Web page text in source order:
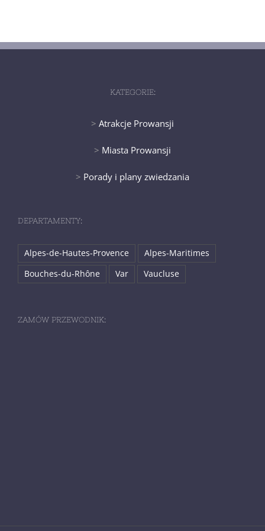
KATEGORIE:
> Atrakcje Prowansji
> Miasta Prowansji
> Porady i plany zwiedzania
DEPARTAMENTY:
Alpes-de-Hautes-Provence
Alpes-Maritimes
Bouches-du-Rhône
Var Vaucluse
ZAMÓW PRZEWODNIK: